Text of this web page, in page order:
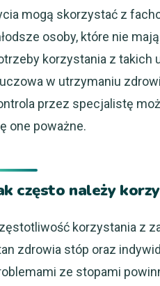
mogą skorzystać z
osoby, które nie
korzystania z takich
w utrzymaniu
przez specjalistę
one poważne.
często należy
korzystania z
zdrowia stóp oraz
ze stopami